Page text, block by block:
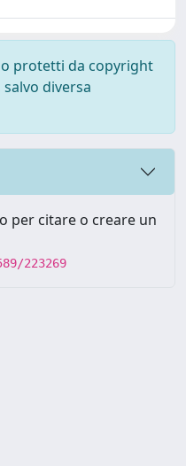
protetti da copyright
diversa
per citare o creare un
223269